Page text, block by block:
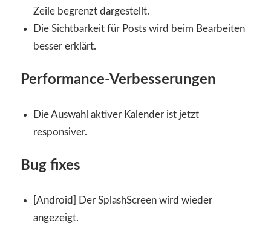
Zeile begrenzt dargestellt.
Die Sichtbarkeit für Posts wird beim Bearbeiten
besser erklärt.
Performance-Verbesserungen
Die Auswahl aktiver Kalender ist jetzt
responsiver.
Bug fixes
[Android] Der SplashScreen wird wieder
angezeigt.